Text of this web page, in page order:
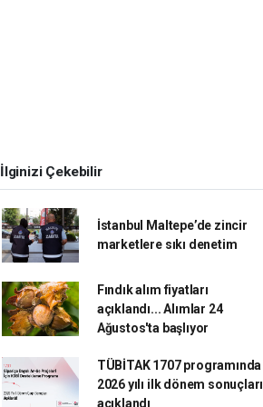
İlginizi Çekebilir
İstanbul Maltepe’de zincir
marketlere sıkı denetim
Fındık alım fiyatları
açıklandı... Alımlar 24
Ağustos'ta başlıyor
TÜBİTAK 1707 programında
2026 yılı ilk dönem sonuçları
açıklandı